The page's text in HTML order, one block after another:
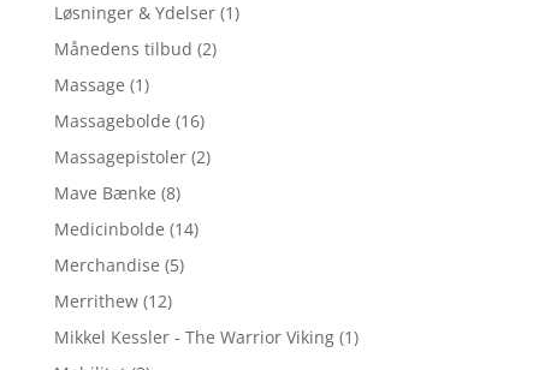
Løsninger & Ydelser (1)
Månedens tilbud (2)
Massage (1)
Massagebolde (16)
Massagepistoler (2)
Mave Bænke (8)
Medicinbolde (14)
Merchandise (5)
Merrithew (12)
Mikkel Kessler - The Warrior Viking (1)